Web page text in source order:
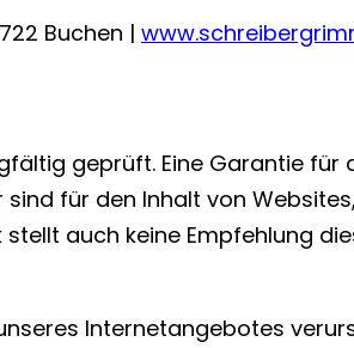
Buchen |
geprüft. Eine Garantie
für den Inhalt von
auch keine Empfehlung
Internetangebotes